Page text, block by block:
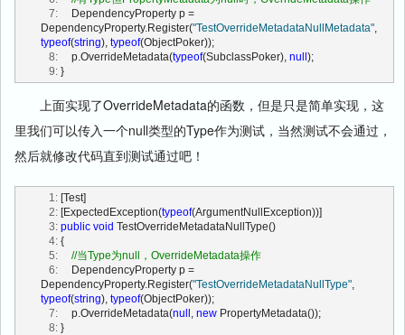
   7:
     DependencyProperty p =
DependencyProperty.Register("TestOverrideMetadataNullMetadata"
typeof(string), typeof(ObjectPoker));
   8:
     p.OverrideMetadata(
typeof(SubclassPoker), null);
   9:
}
上面实现了OverrideMetadata的函数，但是只是简单实现，这
里我们可以传入一个null类型的Type作为测试，当然测试不会通过，
然后就修改代码直到测试通过吧！
   1:
[Test]
   2:
[ExpectedException(typeof(ArgumentNullException))]
   3:
public void TestOverrideMetadataNullType()
   4:
{
   5:
//当Type为null，OverrideMetadata操作
   6:
     DependencyProperty p =
DependencyProperty.Register("TestOverrideMetadataNullType"
typeof(string), typeof(ObjectPoker));
   7:
     p.OverrideMetadata(
null new PropertyMetadata());
   8:
}